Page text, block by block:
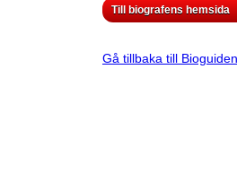
Till biografens hemsida
Gå tillbaka till Bioguiden